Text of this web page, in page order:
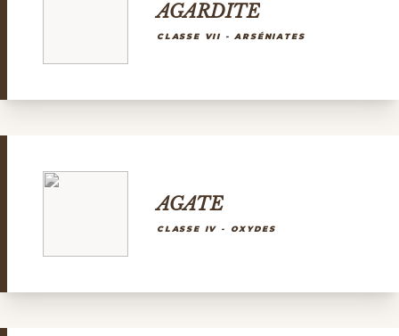
AGARDITE
CLASSE VII - ARSÉNIATES
AGATE
CLASSE IV - OXYDES